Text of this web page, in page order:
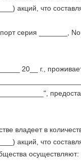
акций, что
серия _______,
20__ г.,
владеет в
акций, что
осуществляют: